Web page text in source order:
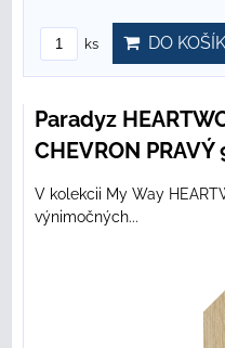
ks DO
Paradyz
CHEVRON
V kolekcii My Way
výnimočných...